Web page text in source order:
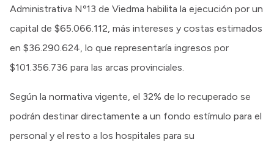
Administrativa Nº13 de Viedma habilita la ejecución por un
capital de $65.066.112, más intereses y costas estimados
en $36.290.624, lo que representaría ingresos por
$101.356.736 para las arcas provinciales.
Según la normativa vigente, el 32% de lo recuperado se
podrán destinar directamente a un fondo estímulo para el
personal y el resto a los hospitales para su